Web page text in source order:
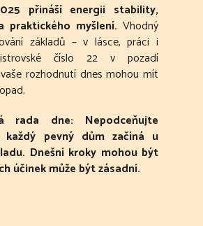
přináší energii stability,
praktického myšlení. Vhodný
základů – v lásce, práci i
číslo 22 v pozadí
rozhodnutí dnes mohou mít
rada dne:
Nepodceňujte
pevný dům začíná u
Dnešní kroky mohou být
účinek může být zásadní.